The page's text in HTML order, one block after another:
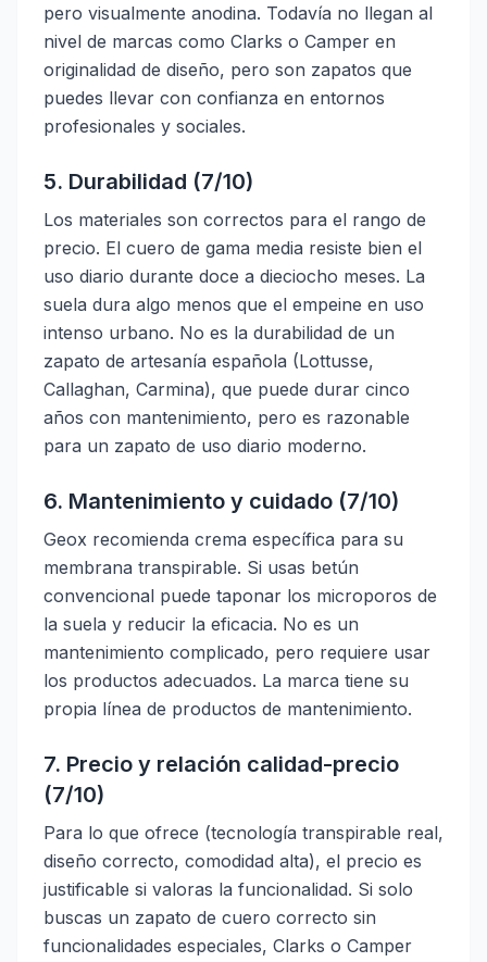
pero visualmente anodina. Todavía no llegan al
nivel de marcas como Clarks o Camper en
originalidad de diseño, pero son zapatos que
puedes llevar con confianza en entornos
profesionales y sociales.
5. Durabilidad (7/10)
Los materiales son correctos para el rango de
precio. El cuero de gama media resiste bien el
uso diario durante doce a dieciocho meses. La
suela dura algo menos que el empeine en uso
intenso urbano. No es la durabilidad de un
zapato de artesanía española (Lottusse,
Callaghan, Carmina), que puede durar cinco
años con mantenimiento, pero es razonable
para un zapato de uso diario moderno.
6. Mantenimiento y cuidado (7/10)
Geox recomienda crema específica para su
membrana transpirable. Si usas betún
convencional puede taponar los microporos de
la suela y reducir la eficacia. No es un
mantenimiento complicado, pero requiere usar
los productos adecuados. La marca tiene su
propia línea de productos de mantenimiento.
7. Precio y relación calidad-precio
(7/10)
Para lo que ofrece (tecnología transpirable real,
diseño correcto, comodidad alta), el precio es
justificable si valoras la funcionalidad. Si solo
buscas un zapato de cuero correcto sin
funcionalidades especiales, Clarks o Camper